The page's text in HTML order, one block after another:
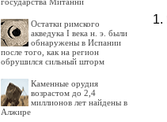
Остатки римского
акведука I века н. э. были
обнаружены в Испании
после того, как на регион
обрушился сильный шторм
Каменные орудия
возрастом до 2,4
миллионов лет найдены в
Алжире